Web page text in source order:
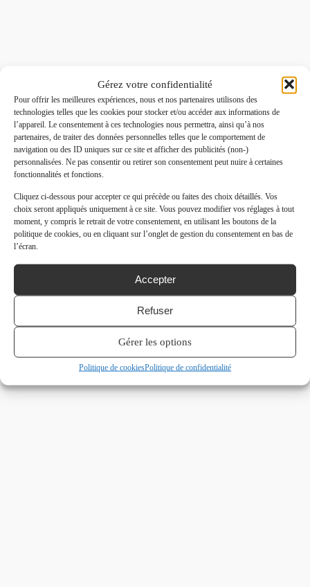
Gérez votre confidentialité
Pour offrir les meilleures expériences, nous et nos partenaires utilisons des
technologies telles que les cookies pour stocker et/ou accéder aux informations de
l’appareil. Le consentement à ces technologies nous permettra, ainsi qu’à nos
partenaires, de traiter des données personnelles telles que le comportement de
navigation ou des ID uniques sur ce site et afficher des publicités (non-)
personnalisées. Ne pas consentir ou retirer son consentement peut nuire à certaines
fonctionnalités et fonctions.
Cliquez ci-dessous pour accepter ce qui précède ou faites des choix détaillés. Vos
choix seront appliqués uniquement à ce site. Vous pouvez modifier vos réglages à tout
moment, y compris le retrait de votre consentement, en utilisant les boutons de la
politique de cookies, ou en cliquant sur l’onglet de gestion du consentement en bas de
l’écran.
Accepter
Refuser
Gérer les options
Politique de cookiesPolitique de confidentialité